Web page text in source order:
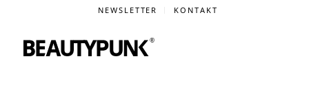
NEWSLETTER KONTAKT